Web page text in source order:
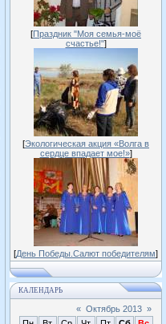
[Праздник "Моя семья-моё
счастье!"]
[Экологическая акция «Волга в
сердце впадает мое!»]
[День Победы.Салют победителям]
КАЛЕНДАРЬ
« Октябрь 2013 »